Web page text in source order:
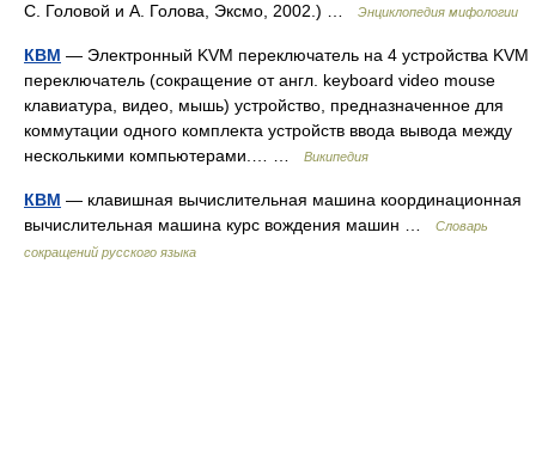
С. Головой и А. Голова, Эксмо, 2002.) …
Энциклопедия мифологии
КВМ — Электронный KVM переключатель на 4 устройства KVM
переключатель (сокращение от англ. keyboard video mouse
клавиатура, видео, мышь) устройство, предназначенное для
коммутации одного комплекта устройств ввода вывода между
несколькими компьютерами.… …
Википедия
КВМ — клавишная вычислительная машина координационная
вычислительная машина курс вождения машин …
Словарь
сокращений русского языка